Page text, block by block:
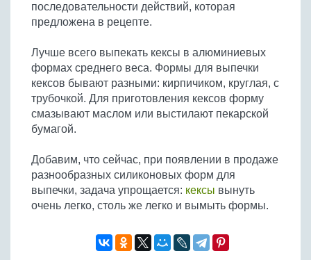
последовательности действий, которая
предложена в рецепте.
Лучше всего выпекать кексы в алюминиевых
формах среднего веса. Формы для выпечки
кексов бывают разными: кирпичиком, круглая, с
трубочкой. Для приготовления кексов форму
смазывают маслом или выстилают пекарской
бумагой.
Добавим, что сейчас, при появлении в продаже
разнообразных силиконовых форм для
выпечки, задача упрощается: кексы вынуть
очень легко, столь же легко и вымыть формы.